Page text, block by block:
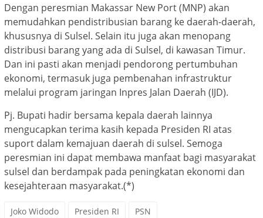
Dengan peresmian Makassar New Port (MNP) akan
memudahkan pendistribusian barang ke daerah-daerah,
khususnya di Sulsel. Selain itu juga akan menopang
distribusi barang yang ada di Sulsel, di kawasan Timur.
Dan ini pasti akan menjadi pendorong pertumbuhan
ekonomi, termasuk juga pembenahan infrastruktur
melalui program jaringan Inpres Jalan Daerah (IJD).
Pj. Bupati hadir bersama kepala daerah lainnya
mengucapkan terima kasih kepada Presiden RI atas
suport dalam kemajuan daerah di sulsel. Semoga
peresmian ini dapat membawa manfaat bagi masyarakat
sulsel dan berdampak pada peningkatan ekonomi dan
kesejahteraan masyarakat.(*)
Joko Widodo Presiden RI PSN